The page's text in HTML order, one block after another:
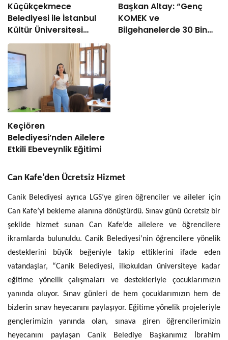
Küçükçekmece
Belediyesi ile İstanbul
Kültür Üniversitesi
Arasında Sinema
Alanında İş Birliği
Başkan Altay: “Genç
KOMEK ve
Bilgehanelerde 30 Bin
Keçiören
Belediyesi’nden Ailelere
Etkili Ebeveynlik Eğitimi
Can Kafe’den Ücretsiz Hizmet
Canik Belediyesi ayrıca LGS’ye giren öğrenciler ve aileler için
Can Kafe’yi bekleme alanına dönüştürdü. Sınav günü ücretsiz bir
şekilde hizmet sunan Can Kafe’de ailelere ve öğrencilere
ikramlarda bulunuldu. Canik Belediyesi’nin öğrencilere yönelik
desteklerini büyük beğeniyle takip ettiklerini ifade eden
vatandaşlar, “Canik Belediyesi, ilkokuldan üniversiteye kadar
eğitime yönelik çalışmaları ve destekleriyle çocuklarımızın
yanında oluyor. Sınav günleri de hem çocuklarımızın hem de
bizlerin sınav heyecanını paylaşıyor. Eğitime yönelik projeleriyle
gençlerimizin yanında olan, sınava giren öğrencilerimizin
heyecanını paylaşan Canik Belediye Başkanımız İbrahim